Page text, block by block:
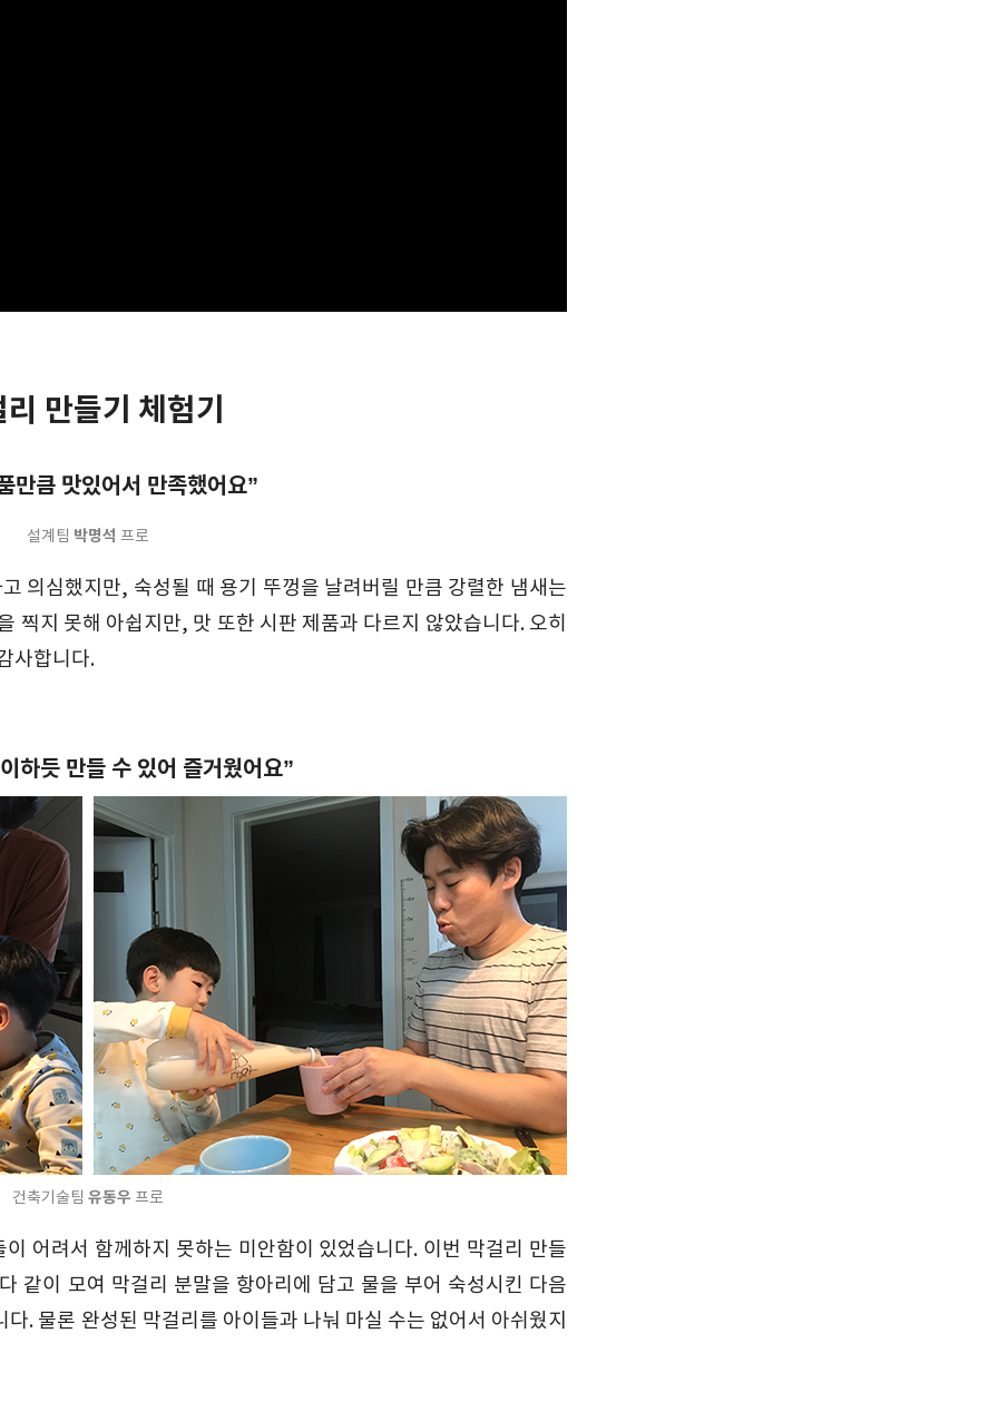
만들기 체험기
만큼 맛있어서 만족했어요”
설계팀 박명석 프로
의심했지만, 숙성될 때 용기 뚜껑을 날려버릴 만큼 강렬한 냄새는
찍지 못해 아쉽지만, 맛 또한 시판 제품과 다르지 않았습니다. 오히
사합니다.
하듯 만들 수 있어 즐거웠어요”
건축기술팀 유동우 프로
어려서 함께하지 못하는 미안함이 있었습니다. 이번 막걸리 만들
같이 모여 막걸리 분말을 항아리에 담고 물을 부어 숙성시킨 다음
. 물론 완성된 막걸리를 아이들과 나눠 마실 수는 없어서 아쉬웠지